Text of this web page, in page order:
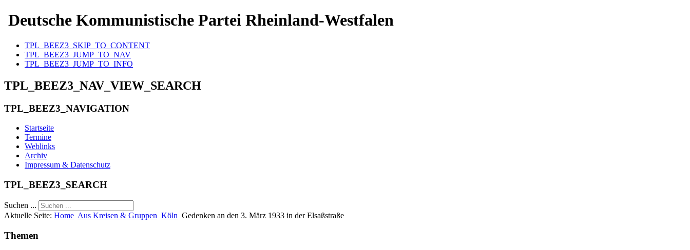
Deutsche Kommunistische Partei Rheinland-Westfalen
TPL_BEEZ3_SKIP_TO_CONTENT
TPL_BEEZ3_JUMP_TO_NAV
TPL_BEEZ3_JUMP_TO_INFO
TPL_BEEZ3_NAV_VIEW_SEARCH
TPL_BEEZ3_NAVIGATION
Startseite
Termine
Weblinks
Archiv
Impressum & Datenschutz
TPL_BEEZ3_SEARCH
Suchen ...
Aktuelle Seite: Home Aus Kreisen & Gruppen Köln Gedenken an den 3. März 1933 in der Elsaßstraße
Themen